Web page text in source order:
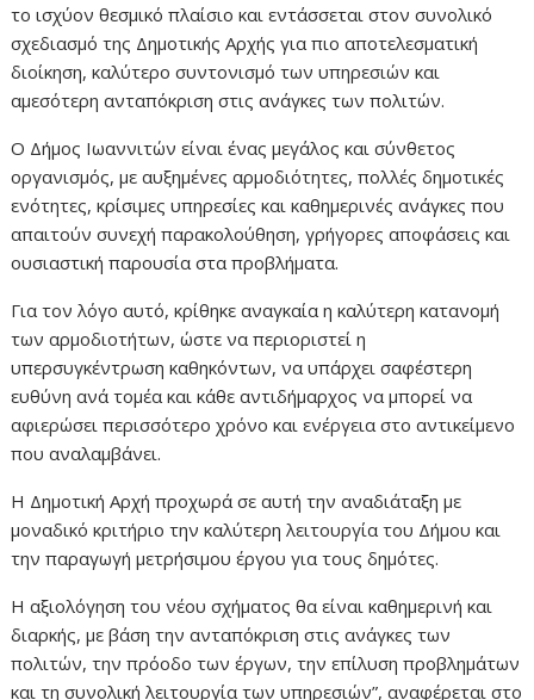
το ισχύον θεσμικό πλαίσιο και εντάσσεται στον συνολικό
σχεδιασμό της Δημοτικής Αρχής για πιο αποτελεσματική
διοίκηση, καλύτερο συντονισμό των υπηρεσιών και
αμεσότερη ανταπόκριση στις ανάγκες των πολιτών.
Ο Δήμος Ιωαννιτών είναι ένας μεγάλος και σύνθετος
οργανισμός, με αυξημένες αρμοδιότητες, πολλές δημοτικές
ενότητες, κρίσιμες υπηρεσίες και καθημερινές ανάγκες που
απαιτούν συνεχή παρακολούθηση, γρήγορες αποφάσεις και
ουσιαστική παρουσία στα προβλήματα.
Για τον λόγο αυτό, κρίθηκε αναγκαία η καλύτερη κατανομή
των αρμοδιοτήτων, ώστε να περιοριστεί η
υπερσυγκέντρωση καθηκόντων, να υπάρχει σαφέστερη
ευθύνη ανά τομέα και κάθε αντιδήμαρχος να μπορεί να
αφιερώσει περισσότερο χρόνο και ενέργεια στο αντικείμενο
που αναλαμβάνει.
Η Δημοτική Αρχή προχωρά σε αυτή την αναδιάταξη με
μοναδικό κριτήριο την καλύτερη λειτουργία του Δήμου και
την παραγωγή μετρήσιμου έργου για τους δημότες.
Η αξιολόγηση του νέου σχήματος θα είναι καθημερινή και
διαρκής, με βάση την ανταπόκριση στις ανάγκες των
πολιτών, την πρόοδο των έργων, την επίλυση προβλημάτων
και τη συνολική λειτουργία των υπηρεσιών”, αναφέρεται στο